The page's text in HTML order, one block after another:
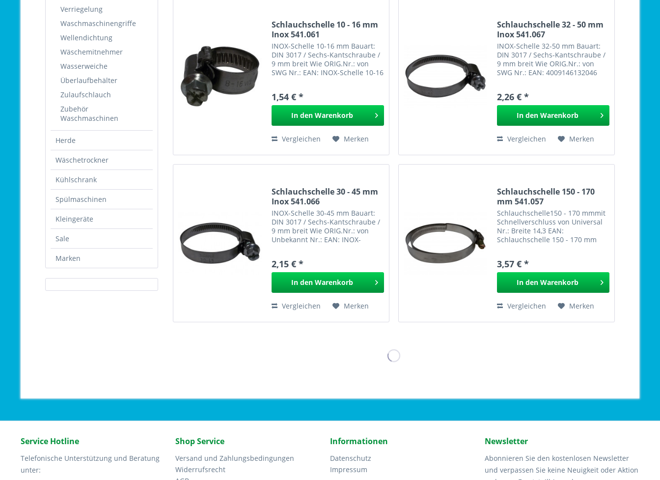
Verriegelung
Waschmaschinengriffe
Wellendichtung
Wäschemitnehmer
Wasserweiche
Überlaufbehälter
Zulaufschlauch
Zubehör
Waschmaschinen
Herde
Wäschetrockner
Kühlschrank
Spülmaschinen
Kleingeräte
Sale
Marken
Schlauchschelle 10 - 16 mm
Inox 541.061
INOX-Schelle 10-16 mm Bauart:
DIN 3017 / Sechs-Kantschraube /
9 mm breit Wie ORIG.Nr.: von
SWG Nr.: EAN: INOX-Schelle 10-16
1,54 € *
In den Warenkorb
Vergleichen Merken
Schlauchschelle 32 - 50 mm
Inox 541.067
INOX-Schelle 32-50 mm Bauart:
DIN 3017 / Sechs-Kantschraube /
9 mm breit Wie ORIG.Nr.: von
SWG Nr.: EAN: 4009146132046
2,26 € *
In den Warenkorb
Vergleichen Merken
Schlauchschelle 30 - 45 mm
Inox 541.066
INOX-Schelle 30-45 mm Bauart:
DIN 3017 / Sechs-Kantschraube /
9 mm breit Wie ORIG.Nr.: von
Unbekannt Nr.: EAN: INOX-
2,15 € *
In den Warenkorb
Vergleichen Merken
Schlauchschelle 150 - 170
mm 541.057
Schlauchschelle150 - 170 mmmit
Schnellverschluss von Universal
Nr.: Breite 14,3 EAN:
Schlauchschelle 150 - 170 mm
3,57 € *
In den Warenkorb
Vergleichen Merken
Service Hotline
Telefonische Unterstützung und Beratung
unter:
Shop Service
Versand und Zahlungsbedingungen
Widerrufsrecht
Informationen
Datenschutz
Impressum
Newsletter
Abonnieren Sie den kostenlosen Newsletter
und verpassen Sie keine Neuigkeit oder Aktion